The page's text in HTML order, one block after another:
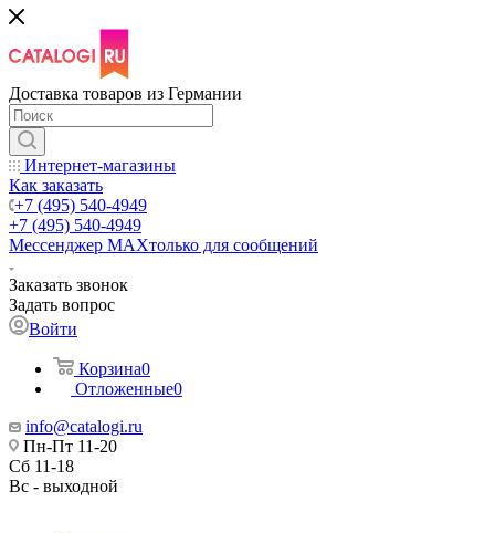
Доставка товаров из Германии
Интернет-магазины
Как заказать
+7 (495) 540-4949
+7 (495) 540-4949
Мессенджер МАХтолько для сообщений
Заказать звонок
Задать вопрос
Войти
Корзина0
Отложенные0
info@catalogi.ru
Пн-Пт 11-20
Сб 11-18
Вс - выходной